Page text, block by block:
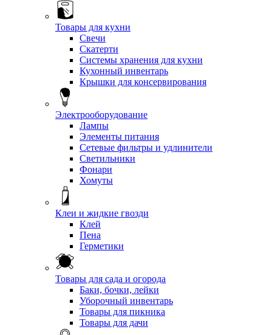
Товары для кухни
Свечи
Скатерти
Системы хранения для кухни
Кухонный инвентарь
Крышки для консервирования
Электрооборудование
Лампы
Элементы питания
Сетевые фильтры и удлинители
Светильники
Фонари
Хомуты
Клеи и жидкие гвозди
Клей
Пена
Герметики
Товары для сада и огорода
Баки, бочки, лейки
Уборочный инвентарь
Товары для пикника
Товары для дачи